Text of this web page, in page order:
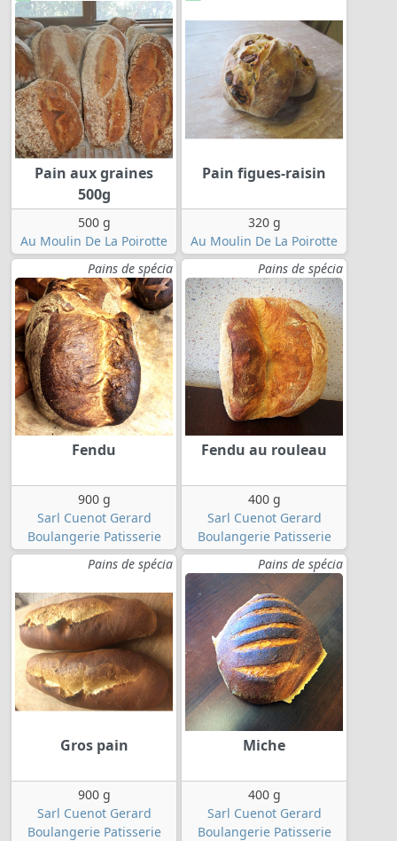
Pain aux graines
500g
500 g
Au Moulin De La Poirotte
Pain figues-raisin
320 g
Au Moulin De La Poirotte
Pains de spécia
Fendu
900 g
Sarl Cuenot Gerard
Boulangerie Patisserie
Pains de spécia
Fendu au rouleau
400 g
Sarl Cuenot Gerard
Boulangerie Patisserie
Pains de spécia
Gros pain
900 g
Sarl Cuenot Gerard
Boulangerie Patisserie
Pains de spécia
Miche
400 g
Sarl Cuenot Gerard
Boulangerie Patisserie